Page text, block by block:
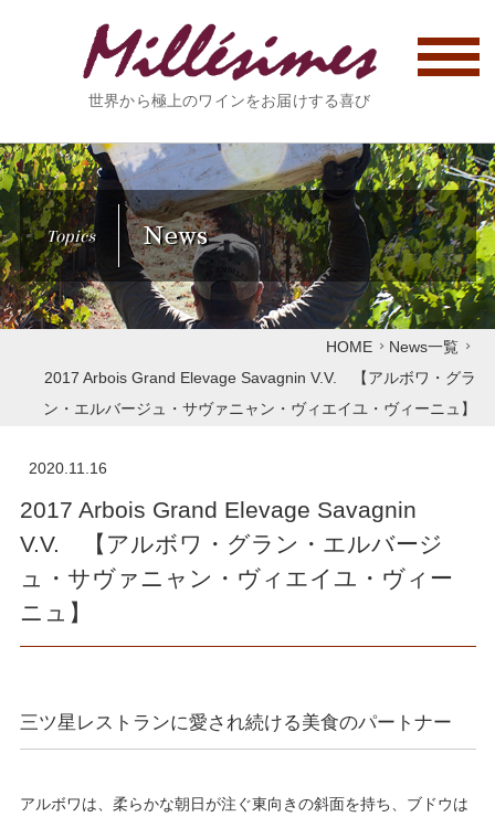
世界から極上のワインをお届けする喜び
Topics News
HOME
News一覧
2017 Arbois Grand Elevage Savagnin V.V. 【アルボワ・グラ
ン・エルバージュ・サヴァニャン・ヴィエイユ・ヴィーニュ】
2020.11.16
2017 Arbois Grand Elevage Savagnin
V.V. 【アルボワ・グラン・エルバージ
ュ・サヴァニャン・ヴィエイユ・ヴィー
ニュ】
三ツ星レストランに愛され続ける美食のパートナー
アルボワは、柔らかな朝日が注ぐ東向きの斜面を持ち、ブドウは